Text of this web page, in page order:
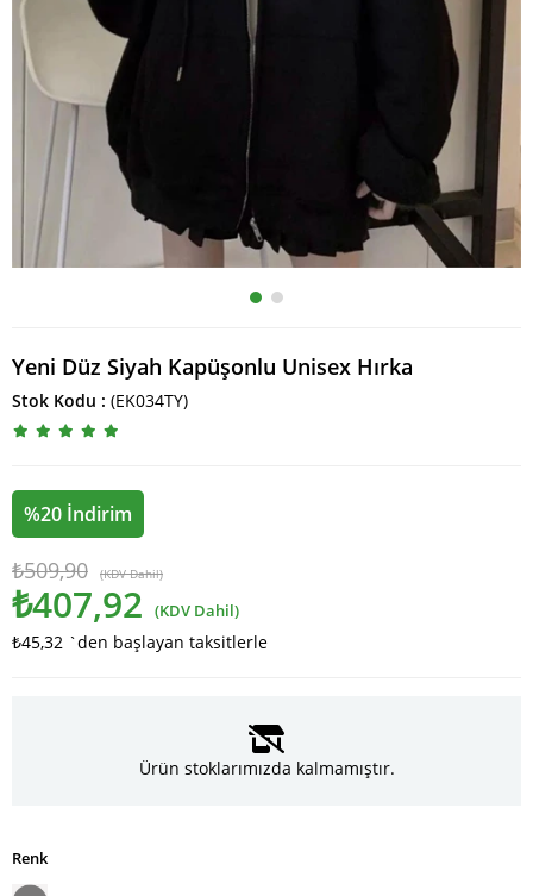
Yeni Düz Siyah Kapüşonlu Unisex Hırka
Stok Kodu (EK034TY)
%20 İndirim
₺509,90 (KDV Dahil)
₺407,92 (KDV Dahil)
₺45,32 `den başlayan taksitlerle
Ürün stoklarımızda kalmamıştır.
Renk